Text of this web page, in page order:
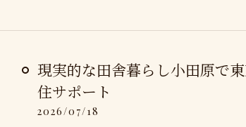
現実的な田舎暮らし小田原で
住サポート
2026/07/18